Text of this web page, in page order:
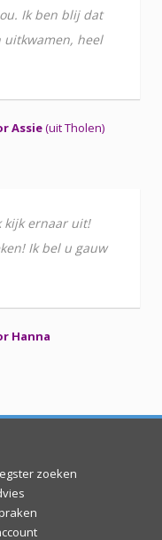
Ik ben blij dat
uitkwamen, heel
Assie(uit Tholen)
kijk ernaar uit!
Ik bel u gauw
Hanna
zoeken